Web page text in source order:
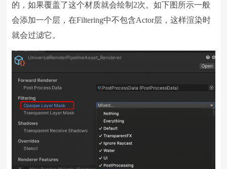
的，如果覆盖了这个材质就会绘制2次。如下图所示一般
会添加一个层，在Filtering中不包含Actor层，这样渲染时
就会过滤它。